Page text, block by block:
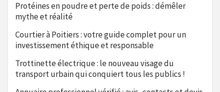
Protéines en poudre et perte de poids : démêler
mythe et réalité
Courtier à Poitiers : votre guide complet pour un
investissement éthique et responsable
Trottinette électrique : le nouveau visage du
transport urbain qui conquiert tous les publics !